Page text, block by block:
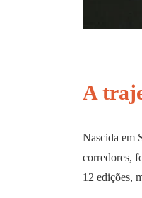
A
Nascida em
corredores,
12 edições,